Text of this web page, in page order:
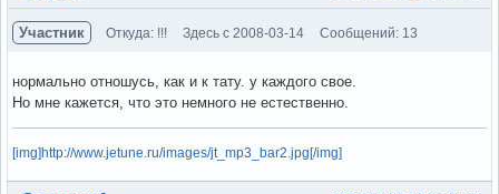
Участник Откуда: !!! Здесь с 2008-03-14 Сообщений: 13
нормально отношусь, как и к тату. у каждого свое.
Но мне кажется, что это немного не естественно.
[img]http://www.jetune.ru/images/jt_mp3_bar2.jpg[/img]